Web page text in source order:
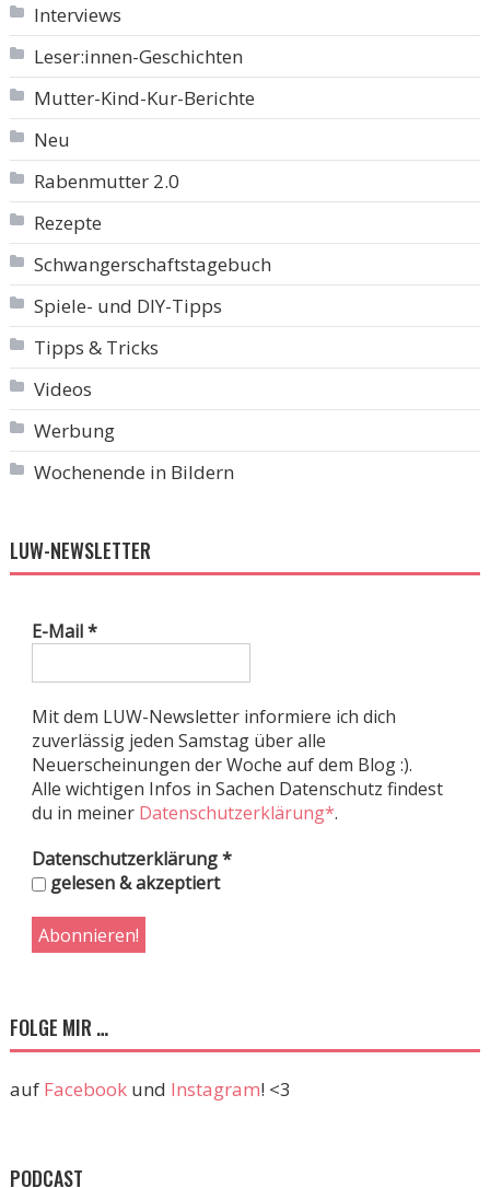
Interviews
Leser:innen-Geschichten
Mutter-Kind-Kur-Berichte
Neu
Rabenmutter 2.0
Rezepte
Schwangerschaftstagebuch
Spiele- und DIY-Tipps
Tipps & Tricks
Videos
Werbung
Wochenende in Bildern
LUW-NEWSLETTER
E-Mail*
Mit dem LUW-Newsletter informiere ich dich
zuverlässig jeden Samstag über alle
Neuerscheinungen der Woche auf dem Blog :).
Alle wichtigen Infos in Sachen Datenschutz findest
du in meiner Datenschutzerklärung*.
Datenschutzerklärung*
gelesen & akzeptiert
FOLGE MIR …
auf Facebookund Instagram! <3
PODCAST